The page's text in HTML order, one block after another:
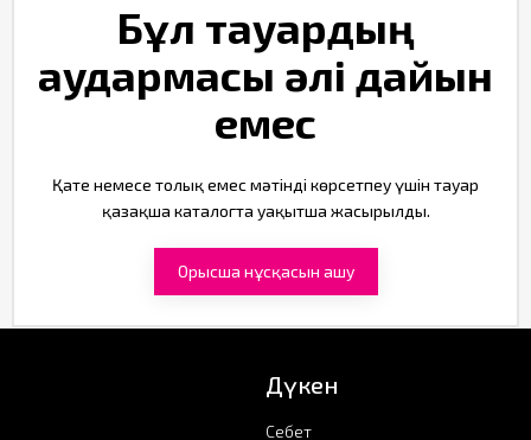
Бұл тауардың
аудармасы әлі дайын
емес
Қате немесе толық емес мәтінді көрсетпеу үшін тауар
қазақша каталогта уақытша жасырылды.
Орысша нұсқасын ашу
Дүкен
Себет